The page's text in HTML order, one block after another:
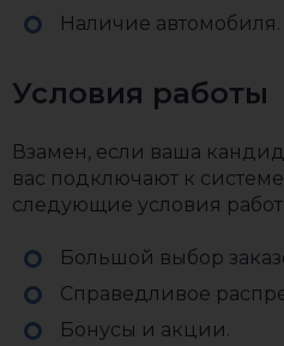
Наличие автомобиля.
Условия работы
Взамен, если ваша
вас подключают к
следующие условия
Большой выбор
Справедливое
Бонусы и акции.